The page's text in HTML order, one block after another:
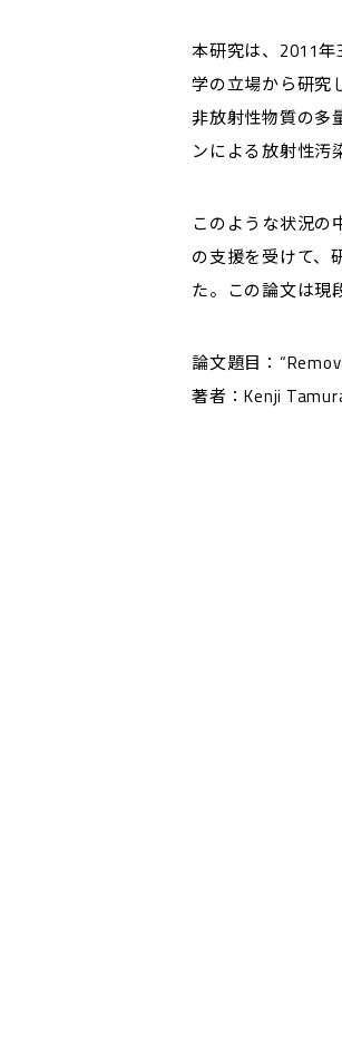
本研究は、2011
学の立場から研究
非放射性物質の多
ンによる放射性汚
このような状況の
の支援を受けて、
た。この論文は現
論文題目：
著者：Kenji